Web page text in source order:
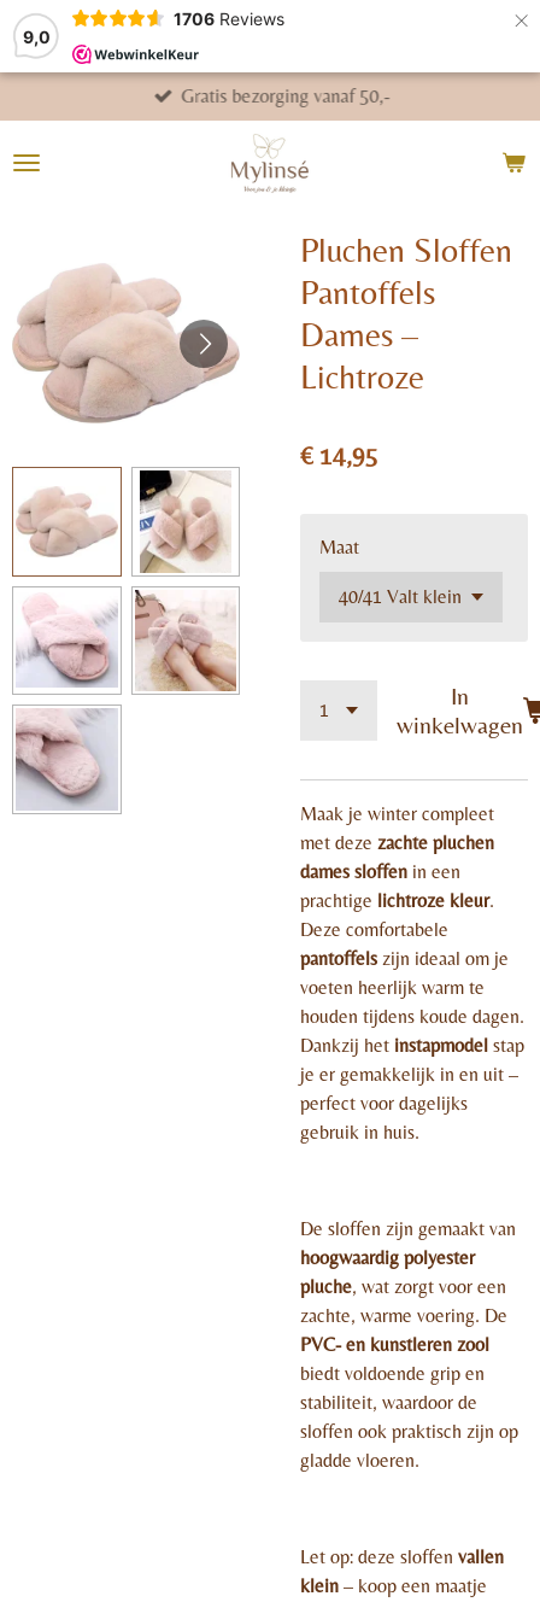
9,0
1706 Reviews ×
Gratis bezorging vanaf 50,-
Pluchen Sloffen
Pantoffels
Dames –
Lichtroze
€ 14,95
Maat
In
winkelwagen
Maak je winter compleet
met deze zachte pluchen
dames sloffen in een
prachtige lichtroze kleur.
Deze comfortabele
pantoffels zijn ideaal om je
voeten heerlijk warm te
houden tijdens koude dagen.
Dankzij het instapmodel stap
je er gemakkelijk in en uit –
perfect voor dagelijks
gebruik in huis.
De sloffen zijn gemaakt van
hoogwaardig polyester
pluche, wat zorgt voor een
zachte, warme voering. De
PVC- en kunstleren zool
biedt voldoende grip en
stabiliteit, waardoor de
sloffen ook praktisch zijn op
gladde vloeren.
Let op: deze sloffen vallen
klein – koop een maatje